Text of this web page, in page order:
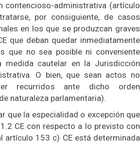
contencioso-administrativa (artículo
por consiguiente, de casos
en los que se produzcan graves
que deban quedar inmediatamente
que no sea posible ni conveniente
medida cautelar en la Jurisdicción
O bien, que sean actos no
recurridos ante dicho orden
naturaleza parlamentaria).
que la especialidad o excepción que
CE con respecto a lo previsto con
artículo 153 c) CE está determinada